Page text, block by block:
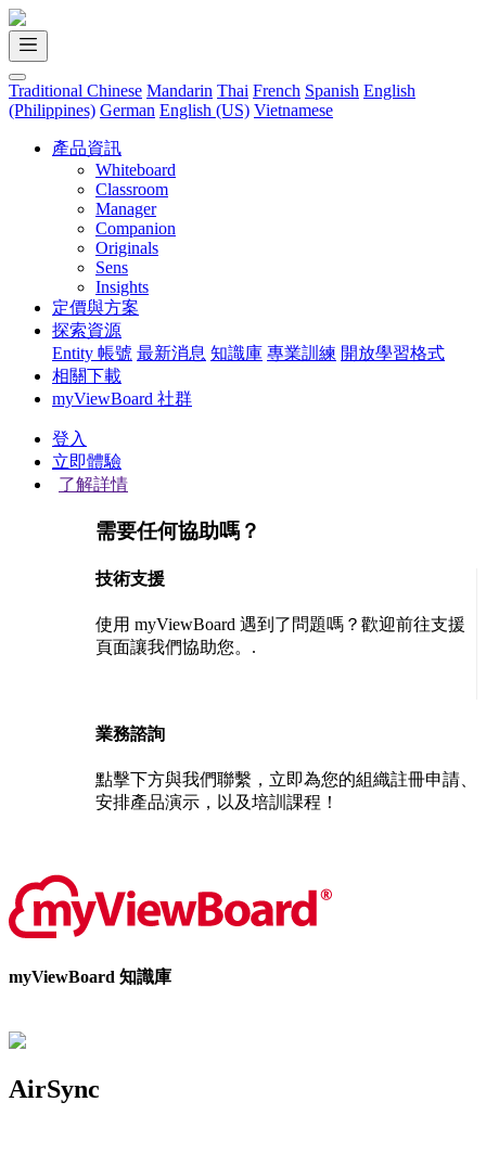
Traditional Chinese Mandarin Thai French Spanish English
(Philippines) German English (US) Vietnamese
產品資訊
Whiteboard
Classroom
Manager
Companion
Originals
Sens
Insights
定價與方案
探索資源
Entity 帳號 最新消息 知識庫 專業訓練 開放學習格式
相關下載
myViewBoard 社群
登入
立即體驗
了解詳情
需要任何協助嗎？
技術支援
使用 myViewBoard 遇到了問題嗎？歡迎前往支援
頁面讓我們協助您。.
業務諮詢
點擊下方與我們聯繫，立即為您的組織註冊申請、
安排產品演示，以及培訓課程！
myViewBoard 知識庫
AirSync